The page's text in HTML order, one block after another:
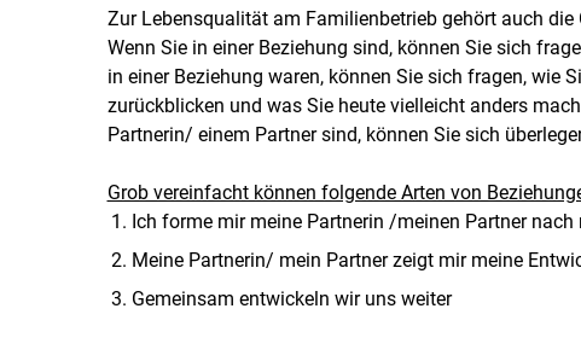
Zur Lebensqualität am Familienbetrieb gehört auch
Wenn Sie in einer Beziehung sind, können Sie sich
in einer Beziehung waren, können Sie sich fragen, wie
zurückblicken und was Sie heute vielleicht anders
Partnerin/ einem Partner sind, können Sie sich
Grob vereinfacht können folgende Arten von
Ich forme mir meine Partnerin /meinen Partner nach
Meine Partnerin/ mein Partner zeigt mir meine
Gemeinsam entwickeln wir uns weiter